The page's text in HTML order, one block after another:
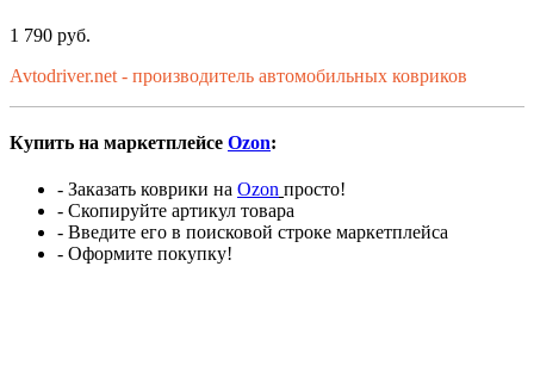
1 790 руб.
Avtodriver.net - производитель автомобильных ковриков
Купить на маркетплейсе Ozon:
- Заказать коврики на Ozon просто!
- Скопируйте артикул товара
- Введите его в поисковой строке маркетплейса
- Оформите покупку!